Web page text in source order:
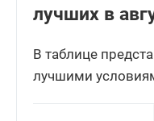
лучших в
В таблице
лучшими